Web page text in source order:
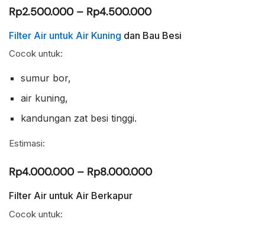
Rp2.500.000 – Rp4.500.000
Filter Air untuk Air Kuning dan Bau Besi
Cocok untuk:
sumur bor,
air kuning,
kandungan zat besi tinggi.
Estimasi:
Rp4.000.000 – Rp8.000.000
Filter Air untuk Air Berkapur
Cocok untuk: